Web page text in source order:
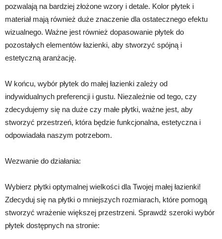
pozwalają na bardziej złożone wzory i detale. Kolor płytek i
materiał mają również duże znaczenie dla ostatecznego efektu
wizualnego. Ważne jest również dopasowanie płytek do
pozostałych elementów łazienki, aby stworzyć spójną i
estetyczną aranżację.
W końcu, wybór płytek do małej łazienki zależy od
indywidualnych preferencji i gustu. Niezależnie od tego, czy
zdecydujemy się na duże czy małe płytki, ważne jest, aby
stworzyć przestrzeń, która będzie funkcjonalna, estetyczna i
odpowiadała naszym potrzebom.
Wezwanie do działania:
Wybierz płytki optymalnej wielkości dla Twojej małej łazienki!
Zdecyduj się na płytki o mniejszych rozmiarach, które pomogą
stworzyć wrażenie większej przestrzeni. Sprawdź szeroki wybór
płytek dostępnych na stronie: